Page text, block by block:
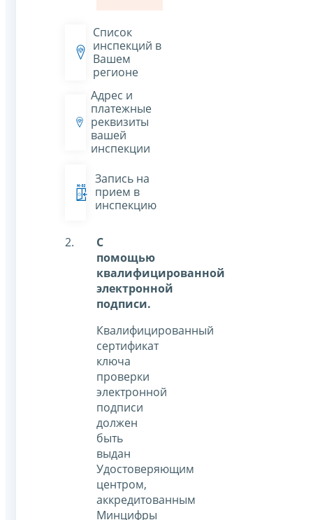
Список
инспекций в
Вашем
регионе
Адрес и
платежные
реквизиты
вашей
инспекции
Запись на
прием в
инспекцию
С
помощью
квалифицированной
электронной
подписи.
Квалифицированный
сертификат
ключа
проверки
электронной
подписи
должен
быть
выдан
Удостоверяющим
центром,
аккредитованным
Минцифры